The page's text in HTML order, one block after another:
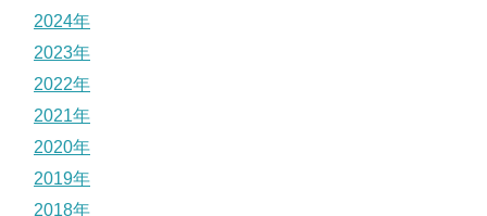
2024年
2023年
2022年
2021年
2020年
2019年
2018年